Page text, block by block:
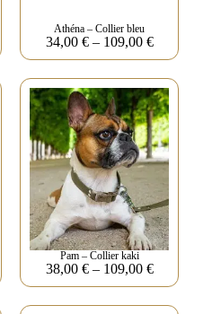
Athéna – Collier bleu
34,00 €– 109,00 €
Pam – Collier kaki
38,00 €– 109,00 €